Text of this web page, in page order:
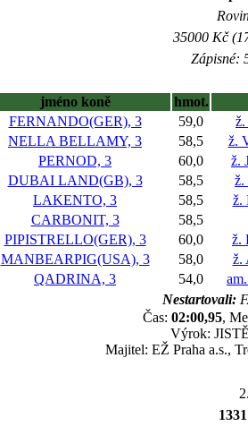
35000 Kč
Zápisné:
jméno koně
hmot.
FERNANDO(GER), 3 59,0
ž.
NELLA BELLAMY, 3 58,5
ž.
PERNOD, 3 60,0
ž.
DUBAI LAND(GB), 3 58,5
ž.
LAKENTO, 3 58,5
ž.
CARBONIT, 3
58,5
PIPISTRELLO(GER), 3 60,0
ž.
MANBEARPIG(USA), 3 58,0
ž.
QADRINA, 3 54,0
Nestartovali:
Čas: 02:00,95,
Výrok:
Majitel: EŽ Praha a.s.,